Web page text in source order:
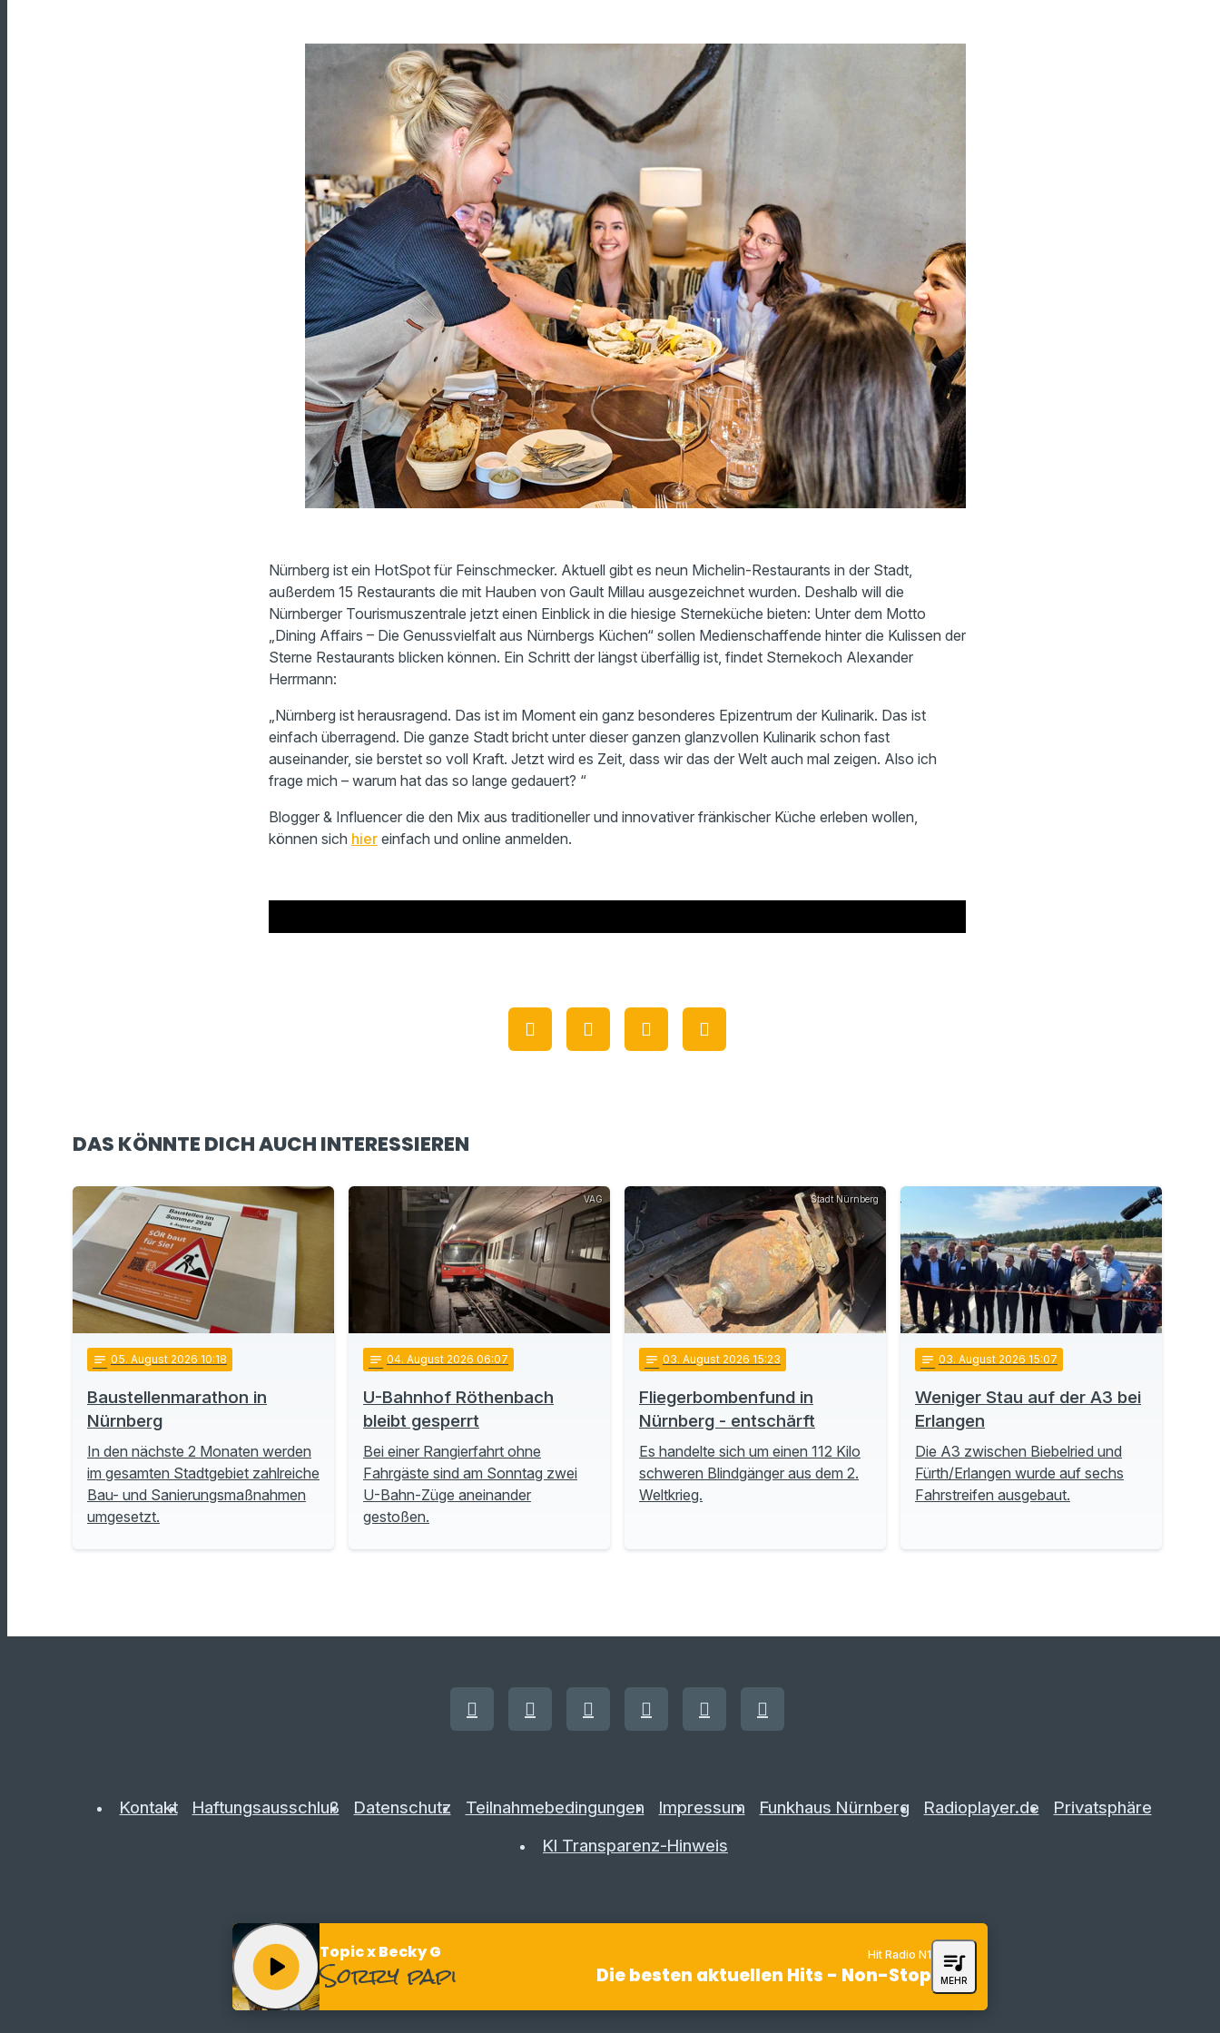
Nürnberg ist ein HotSpot für Feinschmecker. Aktuell gibt es neun Michelin-Restaurants in der Stadt,
außerdem 15 Restaurants die mit Hauben von Gault Millau ausgezeichnet wurden. Deshalb will die
Nürnberger Tourismuszentrale jetzt einen Einblick in die hiesige Sterneküche bieten: Unter dem Motto
„Dining Affairs – Die Genussvielfalt aus Nürnbergs Küchen“ sollen Medienschaffende hinter die Kulissen der
Sterne Restaurants blicken können. Ein Schritt der längst überfällig ist, findet Sternekoch Alexander
Herrmann:
„Nürnberg ist herausragend. Das ist im Moment ein ganz besonderes Epizentrum der Kulinarik. Das ist
einfach überragend. Die ganze Stadt bricht unter dieser ganzen glanzvollen Kulinarik schon fast
auseinander, sie berstet so voll Kraft. Jetzt wird es Zeit, dass wir das der Welt auch mal zeigen. Also ich
frage mich – warum hat das so lange gedauert? “
Blogger & Influencer die den Mix aus traditioneller und innovativer fränkischer Küche erleben wollen,
können sich hier einfach und online anmelden.
DAS KÖNNTE DICH AUCH INTERESSIEREN
notes 05. August 2026 10:18
Baustellenmarathon in
Nürnberg
In den nächste 2 Monaten werden
im gesamten Stadtgebiet zahlreiche
Bau- und Sanierungsmaßnahmen
umgesetzt.
VAG
notes 04. August 2026 06:07
U-Bahnhof Röthenbach
bleibt gesperrt
Bei einer Rangierfahrt ohne
Fahrgäste sind am Sonntag zwei
U-Bahn-Züge aneinander
gestoßen.
Stadt Nürnberg
notes 03. August 2026 15:23
Fliegerbombenfund in
Nürnberg - entschärft
Es handelte sich um einen 112 Kilo
schweren Blindgänger aus dem 2.
Weltkrieg.
notes 03. August 2026 15:07
Weniger Stau auf der A3 bei
Erlangen
Die A3 zwischen Biebelried und
Fürth/Erlangen wurde auf sechs
Fahrstreifen ausgebaut.
Kontakt Haftungsausschluß Datenschutz Teilnahmebedingungen Impressum Funkhaus Nürnberg Radioplayer.de
Privatsphäre
KI Transparenz-Hinweis
Topic x Becky G
Sorry papi
play_arrow Die besten aktuellen Hits - Non-Stop
Hit Radio N1 queue_music